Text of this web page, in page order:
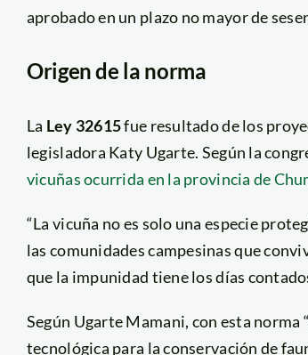
aprobado en un plazo no mayor de
Origen de la norma
La Ley 32615fue resultado de los
legisladora Katy Ugarte. Según la
vicuñas ocurrida en la provincia de
“La vicuña no es solo una especie
las comunidades campesinas que
que la impunidad tiene los días
Según Ugarte Mamani, con esta norma
tecnológica para la conservación de